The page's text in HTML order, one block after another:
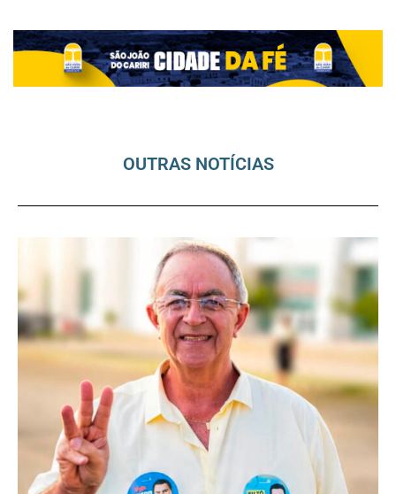
OUTRAS NOTÍCIAS